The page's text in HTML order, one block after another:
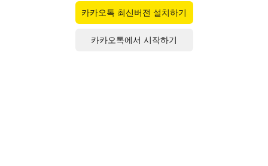
카카오톡 최신버전 설치하기
카카오톡에서 시작하기